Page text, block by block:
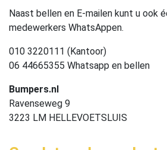
Naast bellen en E-mailen kunt u ook
medewerkers WhatsAppen.
010 3220111 (Kantoor)
06 44665355 Whatsapp en bellen
Bumpers.nl
Ravenseweg 9
3223 LM HELLEVOETSLUIS